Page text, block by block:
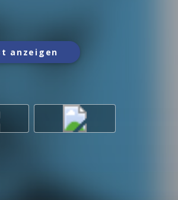
anzeigen